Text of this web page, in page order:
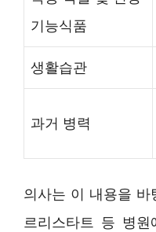
기능식품
생활습관
과거 병력
의사는 이 내용을 바
르리스타트 등 병